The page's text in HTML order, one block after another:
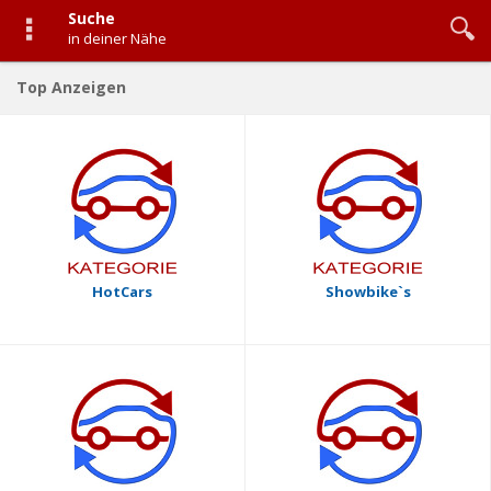
Suche
in deiner Nähe
Top Anzeigen
HotCars Showbike`s